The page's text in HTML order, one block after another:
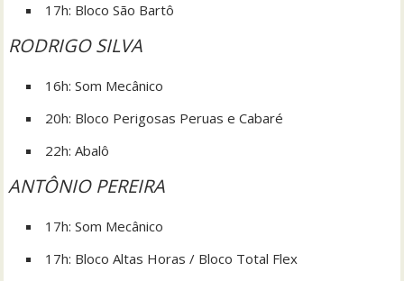
17h: Bloco São Bartô
RODRIGO SILVA
16h: Som Mecânico
20h: Bloco Perigosas Peruas e Cabaré
22h: Abalô
ANTÔNIO PEREIRA
17h: Som Mecânico
17h: Bloco Altas Horas / Bloco Total Flex